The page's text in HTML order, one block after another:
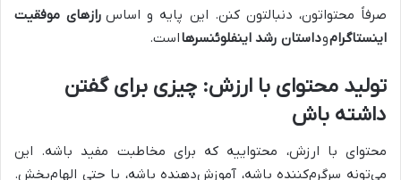
صرفاً محتواتون، دنبالتون کنن. این پایه و اساس رازهای موفقیت
اینستاگراموداستان رشد اینفلوئنسرهااست.
تولید محتوای با ارزش: چیزی برای گفتن
داشته باش
محتوای با ارزش، محتواییه که برای مخاطبت مفید باشه. این
می‌تونه سرگرم‌کننده باشه، آموزش‌دهنده باشه، یا حتی الهام‌بخش.